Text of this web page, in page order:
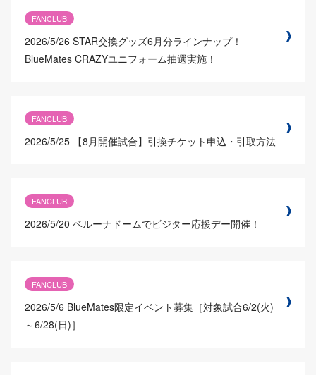
FANCLUB
2026/5/26 STAR交換グッズ6月分ラインナップ！
BlueMates CRAZYユニフォーム抽選実施！
FANCLUB
2026/5/25 【8月開催試合】引換チケット申込・引取方法
FANCLUB
2026/5/20 ベルーナドームでビジター応援デー開催！
FANCLUB
2026/5/6 BlueMates限定イベント募集［対象試合6/2(火)
～6/28(日)］